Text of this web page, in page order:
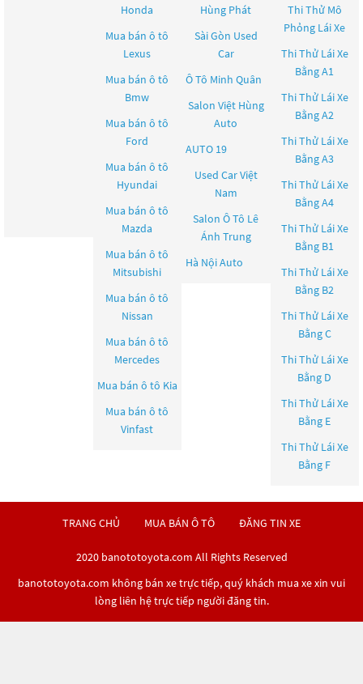
Honda
Mua bán ô tô
Lexus
Mua bán ô tô
Bmw
Mua bán ô tô
Ford
Mua bán ô tô
Hyundai
Mua bán ô tô
Mazda
Mua bán ô tô
Mitsubishi
Mua bán ô tô
Nissan
Mua bán ô tô
Mercedes
Mua bán ô tô Kia
Mua bán ô tô
Vinfast
Hùng Phát
Sài Gòn Used
Car
Ô Tô Minh Quân
Salon Việt Hùng
Auto
AUTO 19
Used Car Việt
Nam
Salon Ô Tô Lê
Ánh Trung
Hà Nội Auto
Thi Thử Mô
Phỏng Lái Xe
Thi Thử Lái Xe
Bằng A1
Thi Thử Lái Xe
Bằng A2
Thi Thử Lái Xe
Bằng A3
Thi Thử Lái Xe
Bằng A4
Thi Thử Lái Xe
Bằng B1
Thi Thử Lái Xe
Bằng B2
Thi Thử Lái Xe
Bằng C
Thi Thử Lái Xe
Bằng D
Thi Thử Lái Xe
Bằng E
Thi Thử Lái Xe
Bằng F
TRANG CHỦ MUA BÁN Ô TÔ ĐĂNG TIN XE
2020 banototoyota.com All Rights Reserved
banototoyota.com không bán xe trực tiếp, quý khách mua xe xin vui
lòng liên hệ trực tiếp người đăng tin.